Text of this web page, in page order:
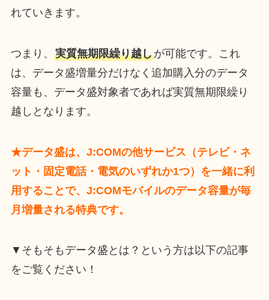
れていきます。
つまり、 実質無期限繰り越しが可能です。これ
は、データ盛増量分だけなく追加購入分のデータ
容量も、データ盛対象者であれば実質無期限繰り
越しとなります。
★データ盛は、J:COMの他サービス（テレビ・ネ
ット・固定電話・電気のいずれか1つ）を一緒に利
用することで、J:COMモバイルのデータ容量が毎
月増量される特典です。
▼そもそもデータ盛とは？という方は以下の記事
をご覧ください！